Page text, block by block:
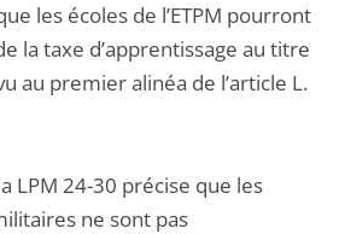
les écoles de l’ETPM pourront
la taxe d’apprentissage au titre
au premier alinéa de l’article L.
LPM 24-30 précise que les
ne sont pas